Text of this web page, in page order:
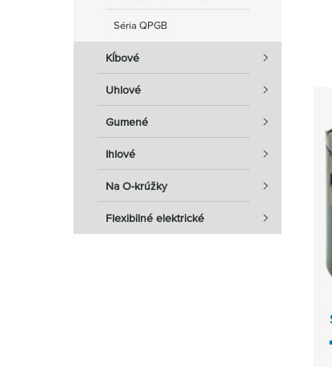
Séria QPGB
Kĺbové
Uhlové
Gumené
Ihlové
Na O-krúžky
Flexibilné elektrické